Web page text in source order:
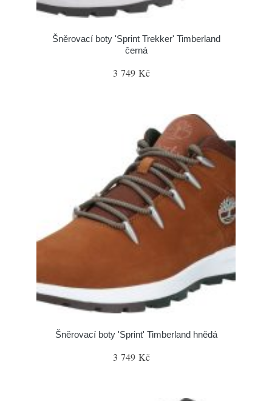
Šněrovací boty 'Sprint Trekker' Timberland
černá
3 749 Kč
Šněrovací boty 'Sprint' Timberland hnědá
3 749 Kč